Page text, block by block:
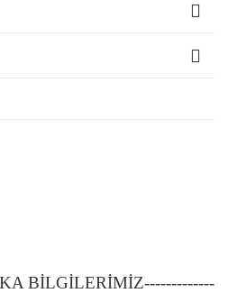
BİLGİLERİMİZ-------------